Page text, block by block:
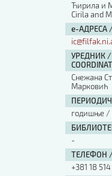
Ћирила и
Cirila and
е-АДРЕСА /
УРЕДНИК /
Снежана
Марковић
годишње /
-
ТЕЛЕФОН /
+381 18